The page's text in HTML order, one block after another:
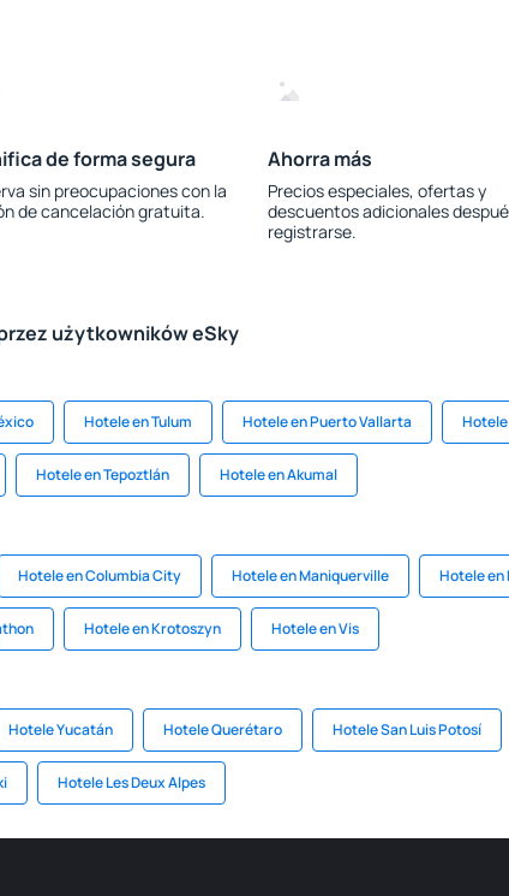
de forma segura
sin preocupaciones con la
de cancelación gratuita.
Ahorra más
Precios especiales, ofertas y
descuentos adicionales
registrarse.
użytkowników eSky
Hotele en Tulum Hotele en Puerto Vallarta
Hotele en Tepoztlán Hotele en Akumal
Hotele en Columbia City Hotele en Maniquerville Hotele en
Hotele en Krotoszyn Hotele en Vis
Hotele Yucatán Hotele Querétaro Hotele San Luis Potosí
Hotele Les Deux Alpes